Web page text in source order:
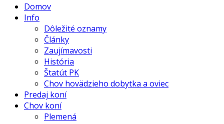
Domov
Info
Dôležité oznamy
Články
Zaujímavosti
História
Štatút PK
Chov hovädzieho dobytka a oviec
Predaj koní
Chov koní
Plemená